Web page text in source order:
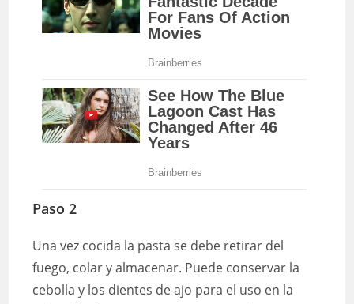
Paso 2
Una vez cocida la pasta se debe retirar del
fuego, colar y almacenar. Puede conservar la
cebolla y los dientes de ajo para el uso en la